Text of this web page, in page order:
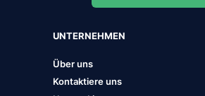
UNTERNEHMEN
Über uns
Kontaktiere uns